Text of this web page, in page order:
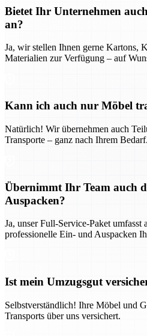
Bietet Ihr Unternehmen
an?
Ja, wir stellen Ihnen gerne Kartons,
Materialien zur Verfügung – auf
Kann ich auch nur Möbel
Natürlich! Wir übernehmen auch
Transporte – ganz nach Ihrem Bedarf.
Übernimmt Ihr Team auch
Auspacken?
Ja, unser Full-Service-Paket umfasst
professionelle Ein- und Auspacken
Ist mein Umzugsgut
Selbstverständlich! Ihre Möbel und
Transports über uns versichert.